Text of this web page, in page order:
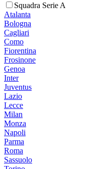
Squadra Serie A
Atalanta
Bologna
Cagliari
Como
Fiorentina
Frosinone
Genoa
Inter
Juventus
Lazio
Lecce
Milan
Monza
Napoli
Parma
Roma
Sassuolo